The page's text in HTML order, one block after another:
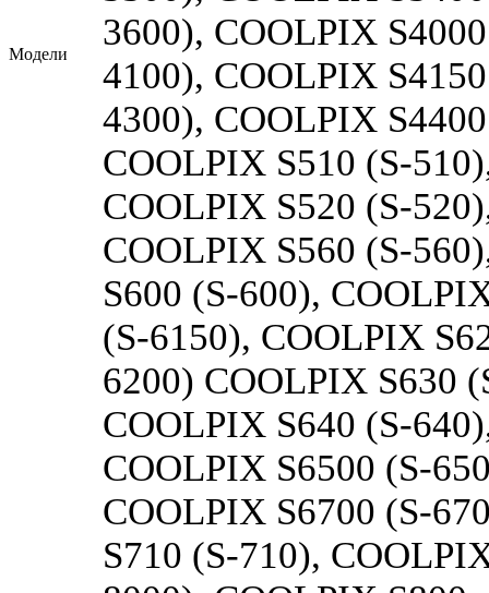
Модели
3600), COOLPIX
4100), COOLPIX
4300), COOLPIX
COOLPIX S510 (S-
COOLPIX S520 (S-
COOLPIX S560 (S-
S600 (S-600),
(S-6150), COOLPIX
6200) COOLPIX S630
COOLPIX S640 (S-
COOLPIX S6500 (S-
COOLPIX S6700 (S-
S710 (S-710),